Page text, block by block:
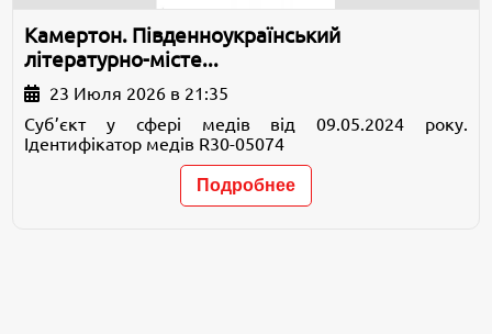
Камертон. Південноукраїнський
літературно-місте...
23 Июля 2026 в 21:35
Суб’єкт у сфері медів від 09.05.2024 року.
Ідентифікатор медів R30-05074
Подробнее